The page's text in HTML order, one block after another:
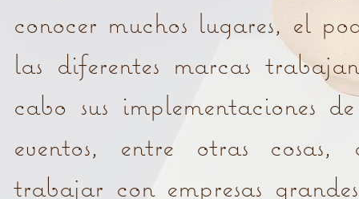
conocer muchos lugares, el
las diferentes marcas
cabo sus implementaciones
eventos, entre otras cosas,
trabajar con empresas